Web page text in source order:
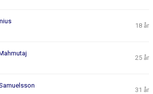
18 år
25 år
31 år